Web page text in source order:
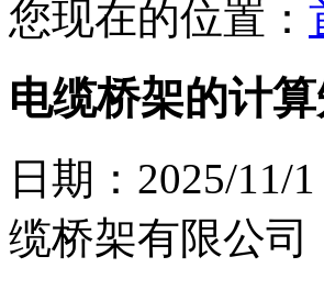
您现在的位置：
电缆桥架的计
日期：2025/
缆桥架有限公司